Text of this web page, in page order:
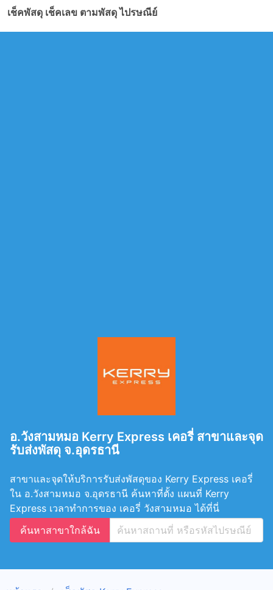
เช็คพัสดุ เช็คเลข ตามพัสดุ ไปรษณีย์
อ.วังสามหมอ Kerry Express เคอรี่ สาขาและจุด
รับส่งพัสดุ จ.อุดรธานี
สาขาและจุดให้บริการรับส่งพัสดุของ Kerry Express เคอรี่
ใน อ.วังสามหมอ จ.อุดรธานี ค้นหาที่ตั้ง แผนที่ Kerry
Express เวลาทำการของ เคอรี่ วังสามหมอ ได้ที่นี่
ค้นหาสาขาใกล้ฉัน